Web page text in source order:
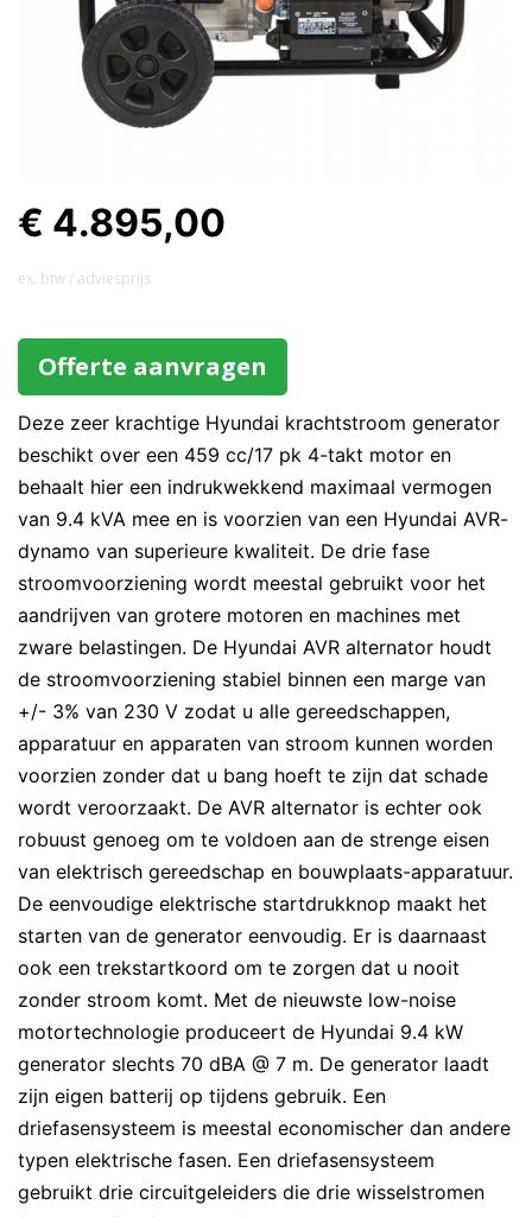
€ 4.895,00
ex. btw / adviesprijs
Offerte aanvragen
Deze zeer krachtige Hyundai krachtstroom generator
beschikt over een 459 cc/17 pk 4-takt motor en
behaalt hier een indrukwekkend maximaal vermogen
van 9.4 kVA mee en is voorzien van een Hyundai AVR-
dynamo van superieure kwaliteit. De drie fase
stroomvoorziening wordt meestal gebruikt voor het
aandrijven van grotere motoren en machines met
zware belastingen. De Hyundai AVR alternator houdt
de stroomvoorziening stabiel binnen een marge van
+/- 3% van 230 V zodat u alle gereedschappen,
apparatuur en apparaten van stroom kunnen worden
voorzien zonder dat u bang hoeft te zijn dat schade
wordt veroorzaakt. De AVR alternator is echter ook
robuust genoeg om te voldoen aan de strenge eisen
van elektrisch gereedschap en bouwplaats-apparatuur.
De eenvoudige elektrische startdrukknop maakt het
starten van de generator eenvoudig. Er is daarnaast
ook een trekstartkoord om te zorgen dat u nooit
zonder stroom komt. Met de nieuwste low-noise
motortechnologie produceert de Hyundai 9.4 kW
generator slechts 70 dBA @ 7 m. De generator laadt
zijn eigen batterij op tijdens gebruik. Een
driefasensysteem is meestal economischer dan andere
typen elektrische fasen. Een driefasensysteem
gebruikt drie circuitgeleiders die drie wisselstromen